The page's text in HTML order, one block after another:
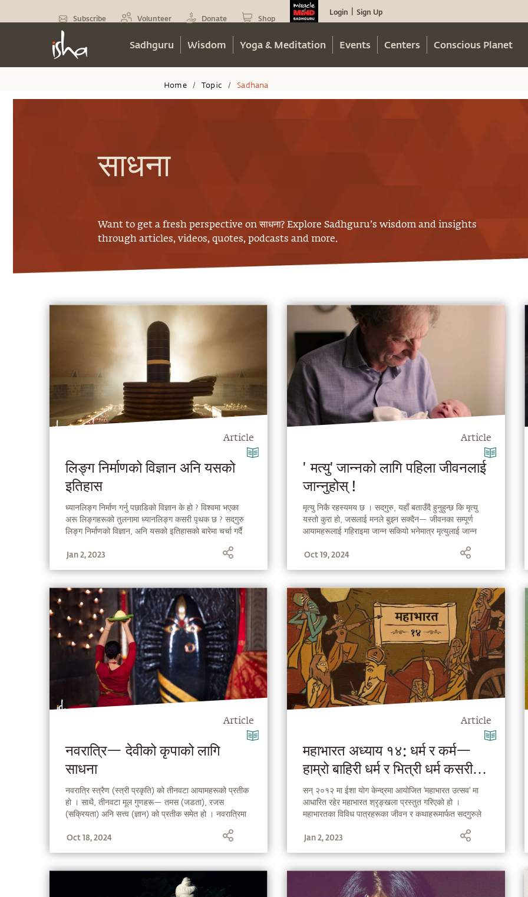
Subscribe Volunteer Donate Shop
Login Sign Up
Sadhguru Wisdom Yoga & Meditation Events Centers Conscious Planet
Home / Topic / Sadhana
साधना
Want to get a fresh perspective onसाधना? Explore Sadhguru’s wisdom and insights
through articles, videos, quotes, podcasts and more.
Article
लिङ्ग निर्माणको विज्ञान अनि यसको
इतिहास
ध्यानलिङ्ग निर्माण गर्नु पछाडिको विज्ञान के हो ? विश्वमा भएका
अरू लिङ्गहरूको तुलनामा ध्यानलिङ्ग कसरी पृथक छ ? सद्‌गुरु
लिङ्ग निर्माणको विज्ञान, अनि यसको इतिहासको बारेमा चर्चा गर्दै
Jan 2, 2023
Article
नवरात्रि— देवीको कृपाको लागि
साधना
नवरात्रि स्त्रैण (स्त्री प्रकृति) को तीनवटा आयामहरूको प्रतीक
हो । साथै, तीनवटा मूल गुणहरू— तमस (जडता), रजस
(सक्रियता) अनि सत्त्व (ज्ञान) को प्रतीक समेत हो । नवरात्रिमा
सरल, तर शक्तशाली साधना प्रदान गर्नुभएको छ ।
Oct 18, 2024
Article
'मत्यु' जान्नको लागि पहिला जीवनलाई
जान्नुहोस् !
मृत्यु निकै रहस्यमय छ । सद्‌गुरु, यहाँ बताउँदै हुनुहुन्छ कि मृत्यु
यस्तो कुरा हो, जसलाई मनले बुझ्न सक्दैन— जीवनका सम्पूर्ण
आयामहरूलाई गहिराइमा जान्न सकियो भनेमात्र मृत्युलाई जान्न
Oct 19, 2024
Article
महाभारत अध्याय १४: धर्म र कर्म—
हाम्रो बाहिरी धर्म र भित्री धर्म कसरी
फरक हुन्छ ?
सन् २०१२ मा ईशा योग केन्द्रमा आयोजित 'महाभारत उत्सव' मा
आधारित रहेर महाभारत श्रृङ्खला प्रस्तुत गरिएको हो ।
महाभारतका विविध पात्रहरूका जीवन र कथाहरूमार्फत सद्‌गुरुले
भएको थियो । यस महाभारत श्रृङ्खलामार्फत हाम्रो प्रयास यही
अद्वितीय महागाथाको अद्‌भुत खोज !
Jan 2, 2023